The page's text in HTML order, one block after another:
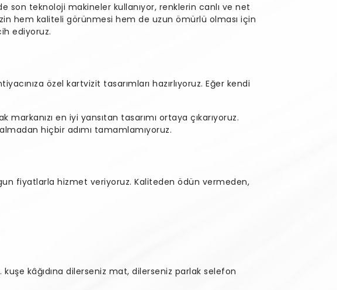
son teknoloji makineler kullanıyor, renklerin canlı ve net
hem kaliteli görünmesi hem de uzun ömürlü olması için
ediyoruz.
özel kartvizit tasarımları hazırlıyoruz. Eğer kendi
en iyi yansıtan tasarımı ortaya çıkarıyoruz.
hiçbir adımı tamamlamıyoruz.
fiyatlarla hizmet veriyoruz. Kaliteden ödün vermeden,
kâğıdına dilerseniz mat, dilerseniz parlak selefon